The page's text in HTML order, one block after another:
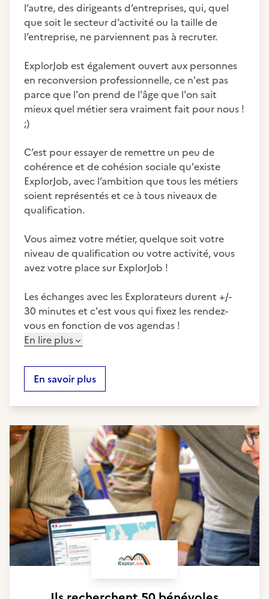
l’autre, des dirigeants d’entreprises, qui, quel
que soit le secteur d’activité ou la taille de
l’entreprise, ne parviennent pas à recruter.
ExplorJob est également ouvert aux personnes
en reconversion professionnelle, ce n'est pas
parce que l'on prend de l'âge que l'on sait
mieux quel métier sera vraiment fait pour nous !
;)
C’est pour essayer de remettre un peu de
cohérence et de cohésion sociale qu'existe
ExplorJob, avec l’ambition que tous les métiers
soient représentés et ce à tous niveaux de
qualification.
Vous aimez votre métier, quelque soit votre
niveau de qualification ou votre activité, vous
avez votre place sur ExplorJob !
Les échanges avec les Explorateurs durent +/-
30 minutes et c'est vous qui fixez les rendez-
vous en fonction de vos agendas !
En lire plus
En savoir plus